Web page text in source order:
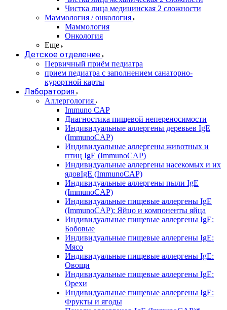
Чистка лица медицинская 2 сложности
Маммология / онкология
Маммология
Онкология
Еще
Детское отделение
Первичный приём педиатра
прием педиатра с заполнением санаторно-
курортной карты
Лаборатория
Аллергология
Immuno CAP
Диагностика пищевой непереносимости
Индивидуальные аллергены деревьев IgE
(ImmunoCAP)
Индивидуальные аллергены животных и
птиц IgE (ImmunoCAP)
Индивидуальные аллергены насекомых и их
ядовIgE (ImmunoCAP)
Индивидуальные аллергены пыли IgE
(ImmunoCAP)
Индивидуальные пищевые аллергены IgE
(ImmunoCAP): Яйцо и компоненты яйца
Индивидуальные пищевые аллергены IgE:
Бобовые
Индивидуальные пищевые аллергены IgE:
Мясо
Индивидуальные пищевые аллергены IgE:
Овощи
Индивидуальные пищевые аллергены IgE:
Орехи
Индивидуальные пищевые аллергены IgE:
Фрукты и ягоды